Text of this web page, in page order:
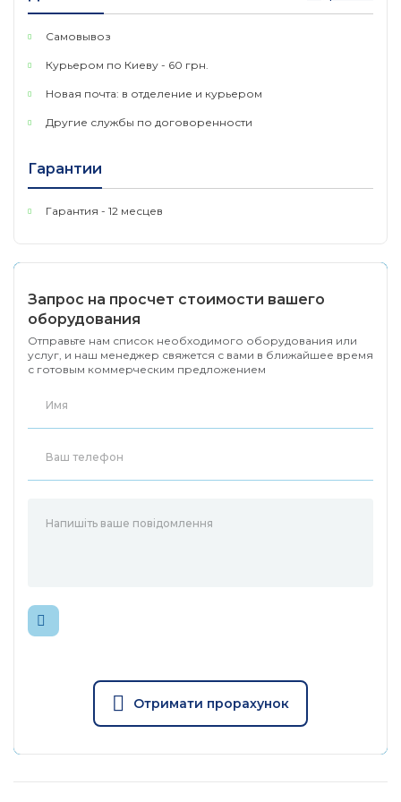
коэффициентом усиления
Параметры беспроводной связи
беспроводной
связи
IEEE 802.11ax/ac/n/a 5
Уровень сигнала
11ac: до 867 Мбит/с
11n: до 300 Мбит/с
(динамическая)
11a: до 54 Мбит/с
2,4 ГГц
11n: до 300 Мбит/с
11g: до 54 Мбит/с
11ac VHT80: -59,5 дБм
11ac VHT40: -62,5 дБм
11ac VHT20: -67,5 дБм
Самовывоз
Курьером по Киеву - 60 грн.
Новая почта: в отделение и курьером
Другие службы по договоренности
Гарантии
Гарантия - 12 месцев
Запрос на просчет стоимости вашего
оборудования
Отправьте нам список необходимого оборудования или
услуг, и наш менеджер свяжется с вами в ближайшее время
с готовым коммерческим предложением
Отримати прорахунок